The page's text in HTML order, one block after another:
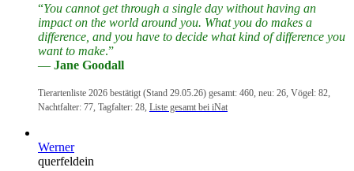
“You cannot get through a single day without having an
impact on the world around you. What you do makes a
difference, and you have to decide what kind of difference you
want to make.”
― Jane Goodall
Tierartenliste 2026 bestätigt (Stand 29.05.26) gesamt: 460, neu: 26, Vögel: 82,
Nachtfalter: 77, Tagfalter: 28, Liste gesamt bei iNat
Werner
querfeldein